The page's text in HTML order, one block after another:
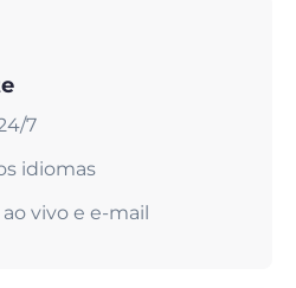
7
idiomas
vivo e e-mail